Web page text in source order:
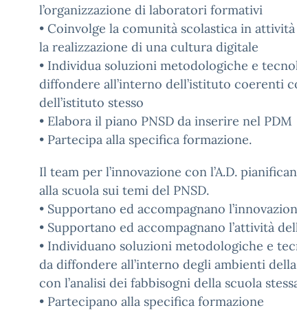
l’organizzazione di laboratori formativi
• Coinvolge la comunità scolastica in
la realizzazione di una cultura digitale
• Individua soluzioni metodologiche e
diffondere all’interno dell’istituto coerenti
dell’istituto stesso
• Elabora il piano PNSD da inserire nel PDM
• Partecipa alla specifica formazione.
Il team per l’innovazione con l’A.D.
alla scuola sui temi del PNSD.
• Supportano ed accompagnano
• Supportano ed accompagnano l’attività
• Individuano soluzioni metodologiche e
da diffondere all’interno degli ambienti
con l’analisi dei fabbisogni della scuola
• Partecipano alla specifica formazione